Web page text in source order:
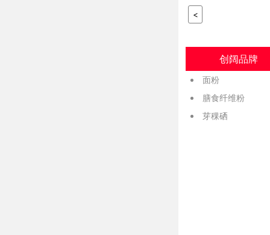
<
创阔品牌
面粉
膳食纤维粉
芽稞硒